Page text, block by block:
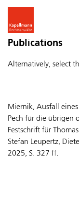
Publications
Alternatively, select
Miernik, Ausfall
Pech für die übrigen
Festschrift für
Stefan Leupertz,
2025, S. 327 ff.